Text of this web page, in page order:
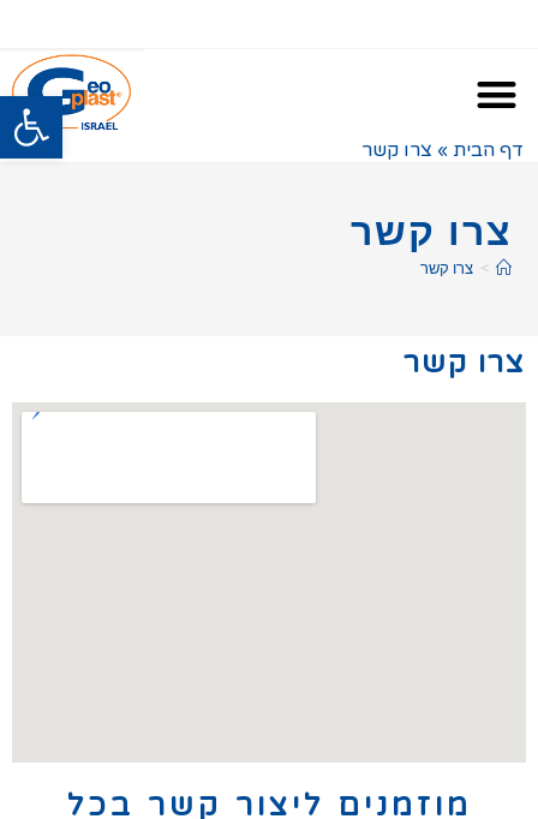
דף הבית » צרו קשר
צרו קשר
> צרו קשר
צרו קשר
מוזמנים ליצור קשר בכל